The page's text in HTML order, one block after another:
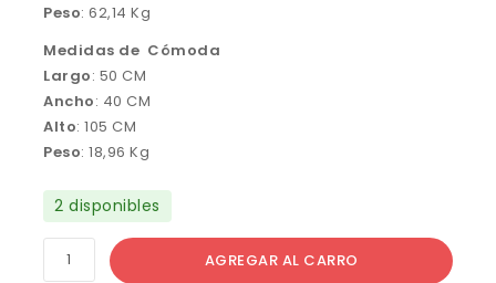
Peso: 62,14 Kg
Medidas de Cómoda
Largo: 50 CM
Ancho: 40 CM
Alto: 105 CM
Peso: 18,96 Kg
2 disponibles
AGREGAR AL CARRO